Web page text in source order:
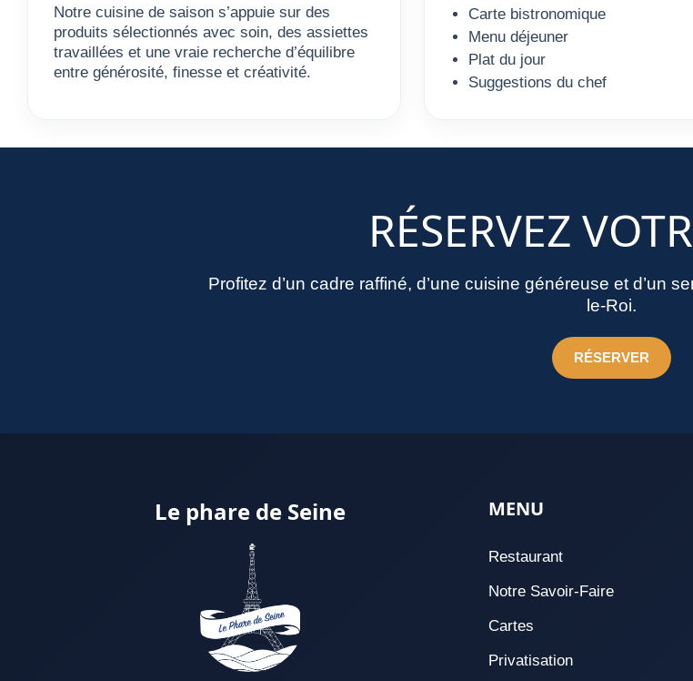
Notre cuisine de saison s’appuie sur des
produits sélectionnés avec soin, des assiettes
travaillées et une vraie recherche d’équilibre
entre générosité, finesse et créativité.
Carte bistronomique
Menu déjeuner
Plat du jour
Suggestions du chef
RÉSERVEZ
Profitez d’un cadre raffiné, d’une cuisine généreuse et d’un
le-Roi.
RÉSERVER
Le phare de Seine MENU
Restaurant
Notre Savoir-Faire
Cartes
Privatisation